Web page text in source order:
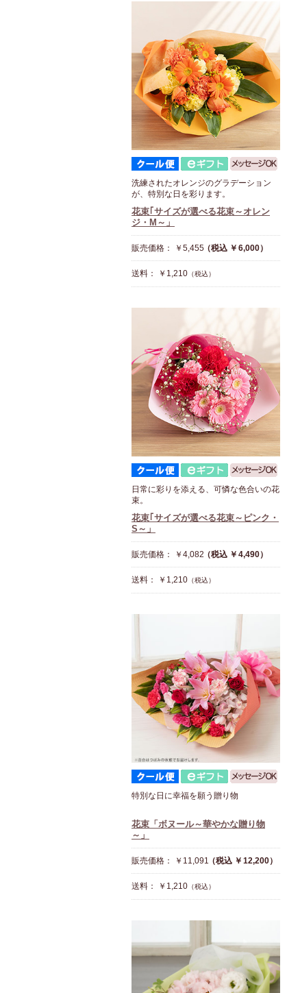
洗練されたオレンジのグラデーション
が、特別な日を彩ります。
花束｢サイズが選べる花束～オレン
ジ・M～」
販売価格： ￥5,455（税込 ￥6,000）
送料： ￥1,210 （税込）
日常に彩りを添える、可憐な色合いの花
束。
花束｢サイズが選べる花束～ピンク・
S～」
販売価格： ￥4,082（税込 ￥4,490）
送料： ￥1,210 （税込）
特別な日に幸福を願う贈り物
花束「ボヌール～華やかな贈り物
～」
販売価格： ￥11,091（税込 ￥12,200）
送料： ￥1,210 （税込）